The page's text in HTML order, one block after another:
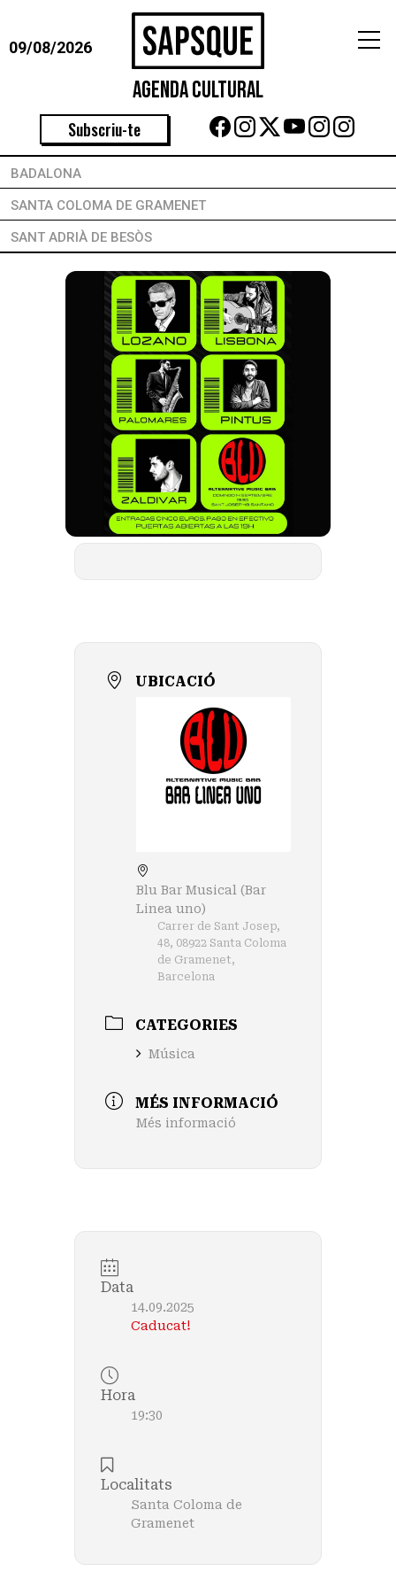
09/08/2026
Agenda Cultural
Subscriu-te
BADALONA
SANTA COLOMA DE GRAMENET
SANT ADRIÀ DE BESÒS
UBICACIÓ
Blu Bar Musical (Bar
Linea uno)
Carrer de Sant Josep,
48, 08922 Santa Coloma
de Gramenet,
Barcelona
CATEGORIES
Música
MÉS INFORMACIÓ
Més informació
Data
14.09.2025
Caducat!
Hora
19:30
Localitats
Santa Coloma de
Gramenet